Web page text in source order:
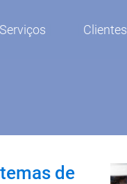
Serviços Clientes
de